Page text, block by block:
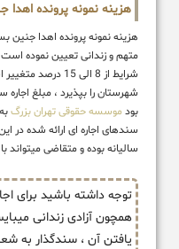
هزینه نمونه پرونده اهدا
هزینه نمونه پرونده اهدا جنین
متهم و زندانی تعیین نموده است
شرایط از 8 الی 15
بود موسسه حقوقی تهران بزرگ
سندهای اجاره ای ارائه شده در
سالیانه بوده و متقاضی میتواند
توجه داشته باشید برای
همچون آزادی زندانی
یافتن آن ، سندگذار به